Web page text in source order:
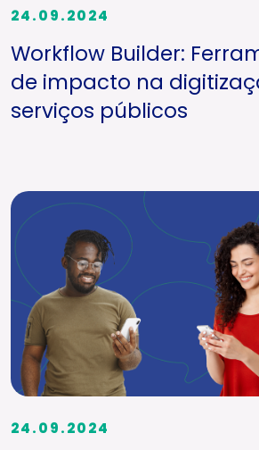
24.09.2024
Workflow Builder:
de impacto na
serviços públicos
24.09.2024